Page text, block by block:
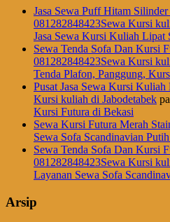
Jasa Sewa Puff Hitam
081282848423Sewa Kursi
Jasa Sewa Kursi Kuliah Lipat
Sewa Tenda Sofa Dan Kursi
081282848423Sewa Kursi
Tenda Plafon, Panggung,
Pusat Jasa Sewa Kursi Kuliah
Kursi kuliah di Jabodetabek
Kursi Futura di Bekasi
Sewa Kursi Futura Merah
Sewa Sofa Scandinavian
Sewa Tenda Sofa Dan Kursi
081282848423Sewa Kursi
Layanan Sewa Sofa
Arsip